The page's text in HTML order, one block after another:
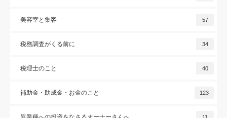
美容室と集客 57
税務調査がくる前に 34
税理士のこと 40
補助金・助成金・お金のこと 123